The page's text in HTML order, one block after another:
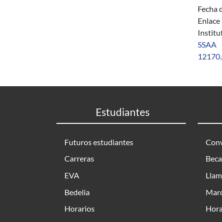
Fecha
Enlace
SSAA
Estudiantes
Futuros estudiantes
Carreras
EVA
Bedelia
Horarios